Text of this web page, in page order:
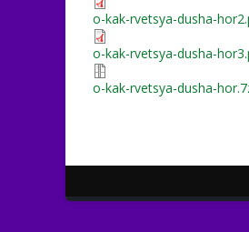
o-kak-rvetsya-dusha-
o-kak-rvetsya-dusha-
o-kak-rvetsya-dusha-